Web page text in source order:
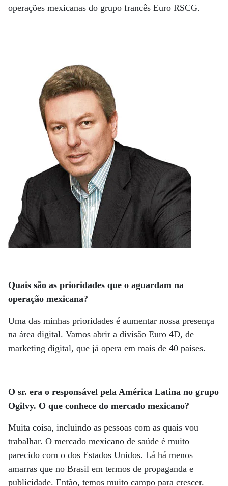
operações mexicanas do grupo francês Euro RSCG.
Quais são as prioridades que o aguardam na
operação mexicana?
Uma das minhas prioridades é aumentar nossa presença
na área digital. Vamos abrir a divisão Euro 4D, de
marketing digital, que já opera em mais de 40 países.
O sr. era o responsável pela América Latina no grupo
Ogilvy. O que conhece do mercado mexicano?
Muita coisa, incluindo as pessoas com as quais vou
trabalhar. O mercado mexicano de saúde é muito
parecido com o dos Estados Unidos. Lá há menos
amarras que no Brasil em termos de propaganda e
publicidade. Então, temos muito campo para crescer.